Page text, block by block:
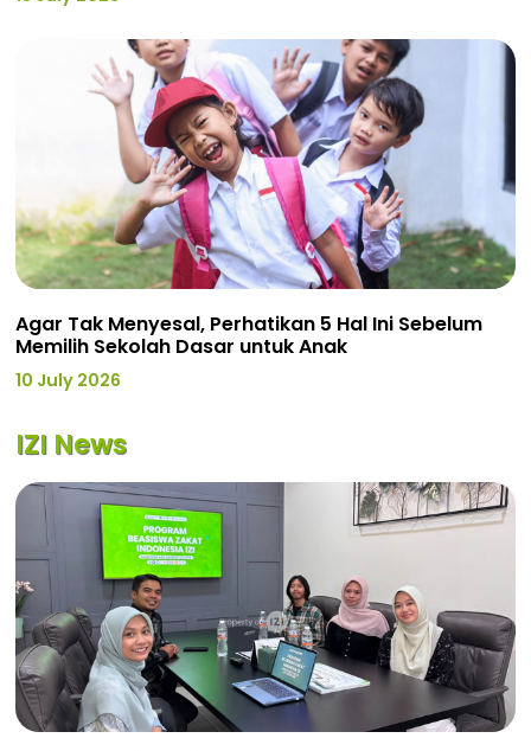
Agar Tak Menyesal, Perhatikan 5 Hal Ini Sebelum
Memilih Sekolah Dasar untuk Anak
10 July 2026
IZI News